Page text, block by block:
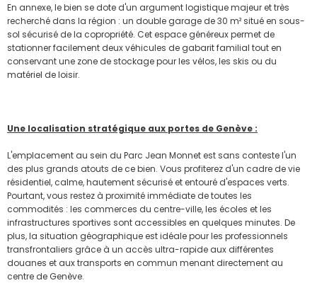
En annexe, le bien se dote d'un argument logistique majeur et très
recherché dans la région : un double garage de 30 m² situé en sous-
sol sécurisé de la copropriété. Cet espace généreux permet de
stationner facilement deux véhicules de gabarit familial tout en
conservant une zone de stockage pour les vélos, les skis ou du
matériel de loisir.
Une localisation stratégique aux portes de Genève :
L'emplacement au sein du Parc Jean Monnet est sans conteste l'un
des plus grands atouts de ce bien. Vous profiterez d'un cadre de vie
résidentiel, calme, hautement sécurisé et entouré d'espaces verts.
Pourtant, vous restez à proximité immédiate de toutes les
commodités : les commerces du centre-ville, les écoles et les
infrastructures sportives sont accessibles en quelques minutes. De
plus, la situation géographique est idéale pour les professionnels
transfrontaliers grâce à un accès ultra-rapide aux différentes
douanes et aux transports en commun menant directement au
centre de Genève.